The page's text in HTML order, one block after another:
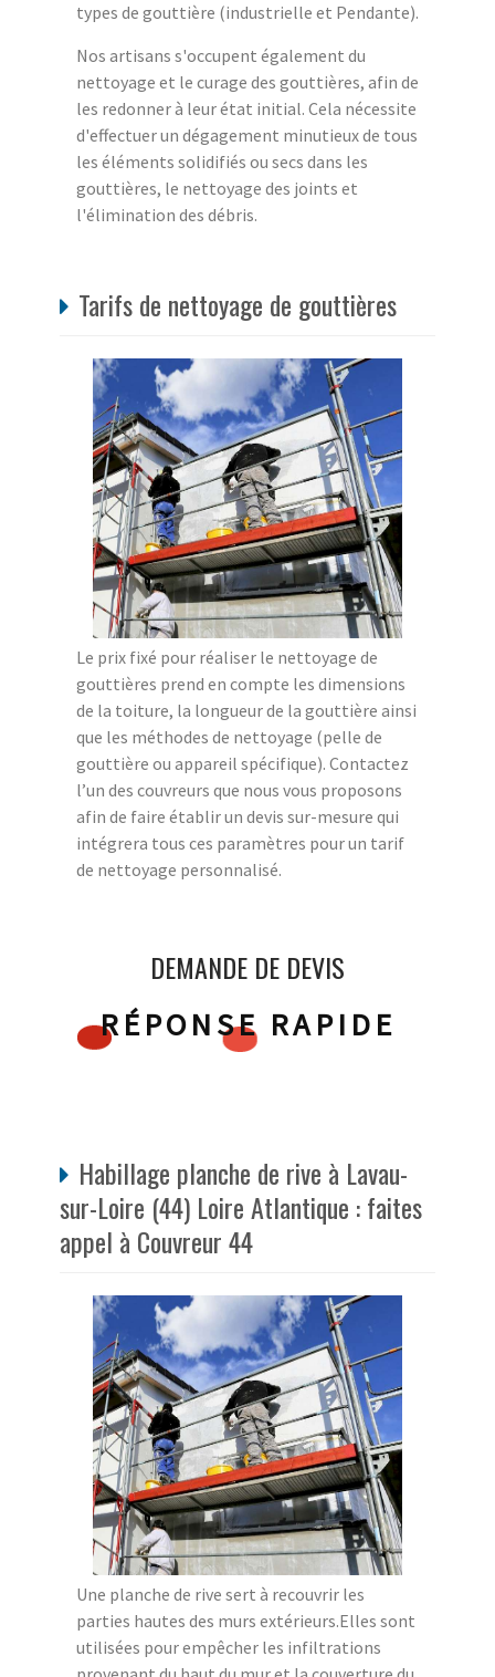
types de gouttière (industrielle et Pendante).
Nos artisans s'occupent également du
nettoyage et le curage des gouttières, afin de
les redonner à leur état initial. Cela nécessite
d'effectuer un dégagement minutieux de tous
les éléments solidifiés ou secs dans les
gouttières, le nettoyage des joints et
l'élimination des débris.
Tarifs de nettoyage de gouttières
Le prix fixé pour réaliser le nettoyage de
gouttières prend en compte les dimensions
de la toiture, la longueur de la gouttière ainsi
que les méthodes de nettoyage (pelle de
gouttière ou appareil spécifique). Contactez
l’un des couvreurs que nous vous proposons
afin de faire établir un devis sur-mesure qui
intégrera tous ces paramètres pour un tarif
de nettoyage personnalisé.
DEMANDE DE DEVIS
RÉPONSE RAPIDE
Habillage planche de rive à Lavau-
sur-Loire (44) Loire Atlantique : faites
appel à Couvreur 44
Une planche de rive sert à recouvrir les
parties hautes des murs extérieurs.Elles sont
utilisées pour empêcher les infiltrations